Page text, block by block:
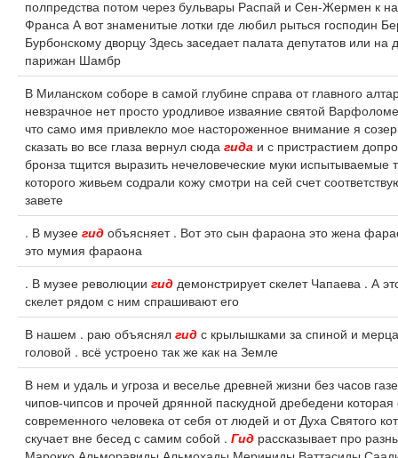
полпредства потом через бульвары Распай и Сен-Жермен к
Франса А вот знаменитые лотки где любил рыться господин
Бурбонскому дворцу Здесь заседает палата депутатов или на
парижан Шамбр
В Миланском соборе в самой глубине справа от главного
невзрачное нет просто уродливое изваяние святой
что само имя привлекло мое настороженное внимание я
сказать во все глаза вернул сюда гида и с пристрастием
бронза тщится выразить нечеловеческие муки испытываемые
которого живьем содрали кожу смотри на сей счет
завете
. В музее гид объясняет . Вот это сын фараона это жена
это мумия фараона
. В музее революции гид демонстрирует скелет Чапаева . А
скелет рядом с ним спрашивают его
В нашем . раю объяснял гид с крылышками за спиной и
головой . всё устроено так же как на Земле
В нем и удаль и угроза и веселье древней жизни без часов
чипов-чипсов и прочей дрянной паскудной дребедени которая
современного человека от себя от людей и от Духа Святого
скучает вне бесед с самим собой . Гид рассказывает про